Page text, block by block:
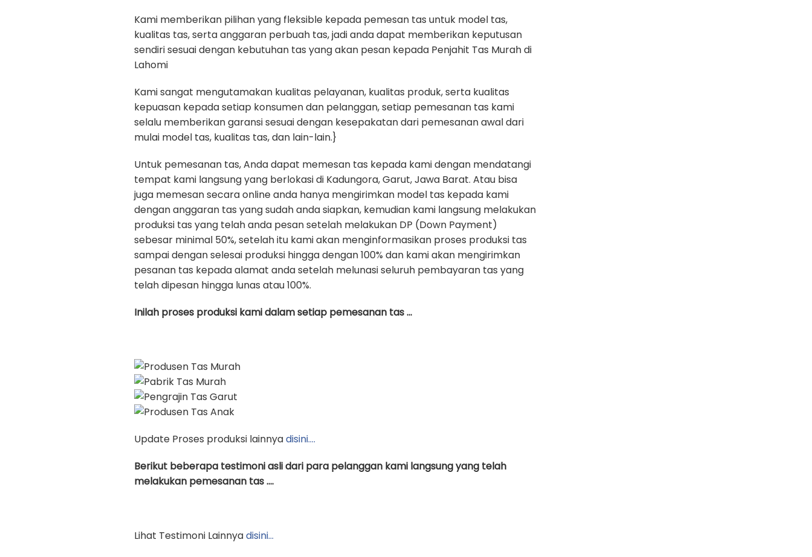
Kami memberikan pilihan yang fleksible kepada pemesan tas untuk model tas,
kualitas tas, serta anggaran perbuah tas, jadi anda dapat memberikan keputusan
sendiri sesuai dengan kebutuhan tas yang akan pesan kepada Penjahit Tas Murah di
Lahomi
Kami sangat mengutamakan kualitas pelayanan, kualitas produk, serta kualitas
kepuasan kepada setiap konsumen dan pelanggan, setiap pemesanan tas kami
selalu memberikan garansi sesuai dengan kesepakatan dari pemesanan awal dari
mulai model tas, kualitas tas, dan lain-lain.}
Untuk pemesanan tas, Anda dapat memesan tas kepada kami dengan mendatangi
tempat kami langsung yang berlokasi di Kadungora, Garut, Jawa Barat. Atau bisa
juga memesan secara online anda hanya mengirimkan model tas kepada kami
dengan anggaran tas yang sudah anda siapkan, kemudian kami langsung melakukan
produksi tas yang telah anda pesan setelah melakukan DP (Down Payment)
sebesar minimal 50%, setelah itu kami akan menginformasikan proses produksi tas
sampai dengan selesai produksi hingga dengan 100% dan kami akan mengirimkan
pesanan tas kepada alamat anda setelah melunasi seluruh pembayaran tas yang
telah dipesan hingga lunas atau 100%.
Inilah proses produksi kami dalam setiap pemesanan tas …
Update Proses produksi lainnyadisini….
Berikut beberapa testimoni asli dari para pelanggan kami langsung yang telah
melakukan pemesanan tas ….
Lihat Testimoni Lainnyadisini…